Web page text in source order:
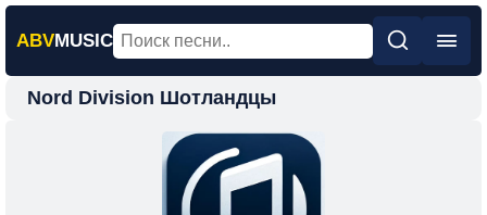
ABVMUSIC
Главная
Nord Division Шотландцы